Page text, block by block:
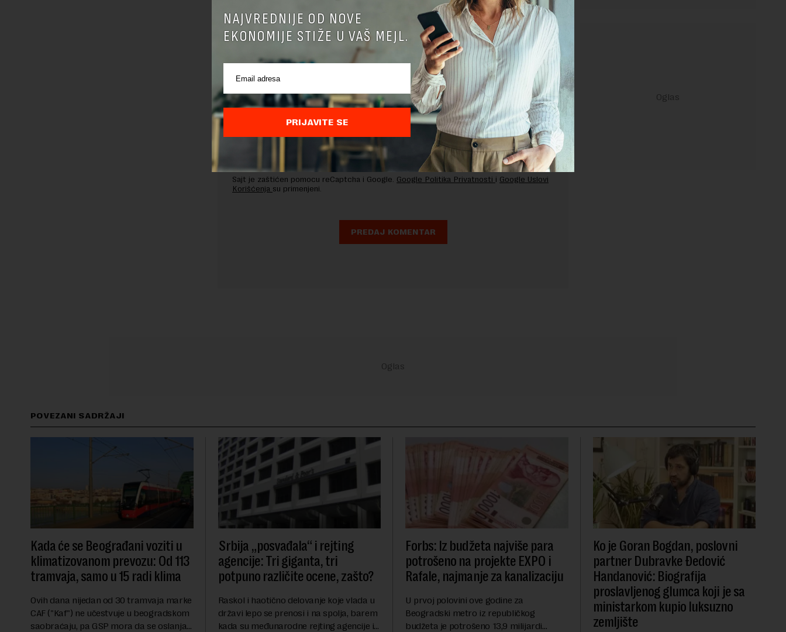
Pre slanja komentara, molimo vas da se upoznate sa
pravilima komentarisanja i pravilima
Sajt je zaštićen pomocu reCaptcha i Google. Google Politika Privatnosti i Google Uslovi
Korišćenja su primenjeni.
POVEZANI SADRŽAJI
Kada će se Beograđani voziti u
klimatizovanom prevozu: Od 113
tramvaja, samo u 15 radi klima
Ovih dana nijedan od 30 tramvaja marke
CAF ("Kaf") ne učestvuje u beogradskom
saobraćaju, pa GSP mora da se oslanja
Srbija „posvađala“ i rejting
agencije: Tri giganta, tri
potpuno različite ocene, zašto?
Raskol i haotično delovanje koje vlada u
državi lepo se prenosi i na spolja, barem
kada su međunarodne rejting agencije i
Forbs: Iz budžeta najviše para
potrošeno na projekte EXPO i
Rafale, najmanje za kanalizaciju
U prvoj polovini ove godine za
Beogradski metro iz republičkog
budžeta je potrošeno 13,9 milijardi
Ko je Goran Bogdan, poslovni
partner Dubravke Đedović
Handanović: Biografija
proslavljenog glumca koji je sa
ministarkom kupio luksuzno
zemljište
NAJVREDNIJE OD NOVE
EKONOMIJE STIŽE U VAŠ MEJL.
PRIJAVITE SE